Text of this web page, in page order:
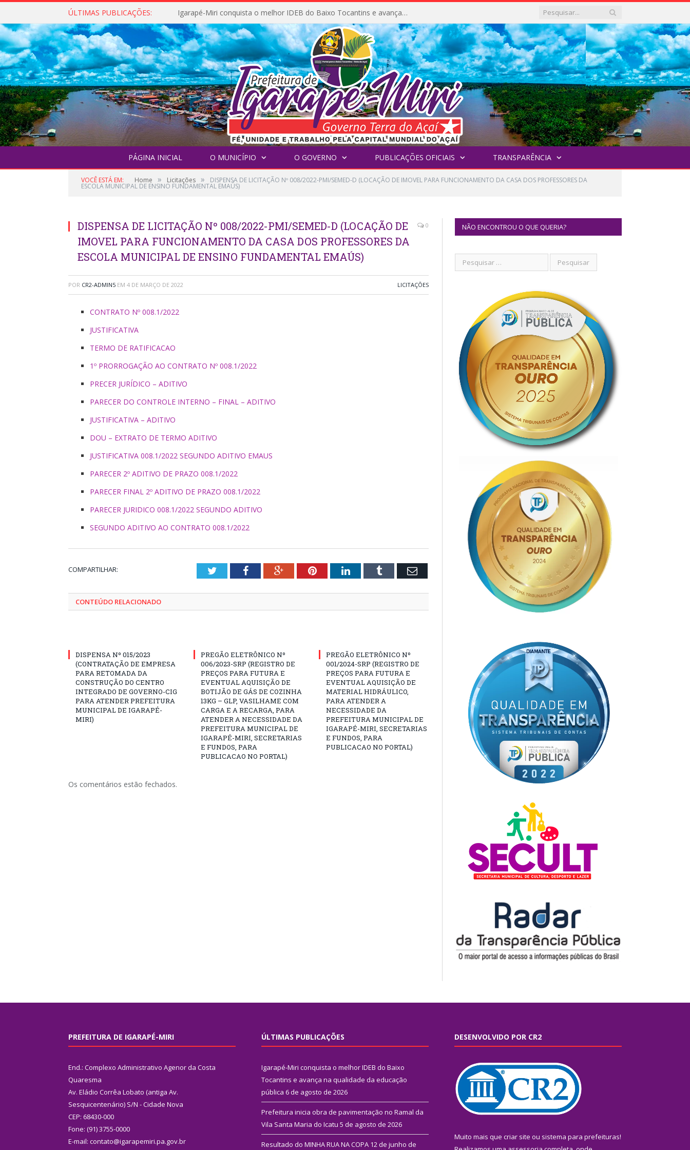
ÚLTIMAS PUBLICAÇÕES: Igarapé-Miri conquista o melhor IDEB do Baixo Tocantins e avança na qualidade da educação pública
PÁGINA INICIAL O MUNICÍPIO O GOVERNO PUBLICAÇÕES OFICIAIS TRANSPARÊNCIA
VOCÊ ESTÁ EM: Home » Licitações » DISPENSA DE LICITAÇÃO Nº 008/2022-PMI/SEMED-D (LOCAÇÃO DE IMOVEL PARA FUNCIONAMENTO DA CASA DOS PROFESSORES DA
ESCOLA MUNICIPAL DE ENSINO FUNDAMENTAL EMAÚS)
DISPENSA DE LICITAÇÃO Nº 008/2022-PMI/SEMED-D (LOCAÇÃO DE
IMOVEL PARA FUNCIONAMENTO DA CASA DOS PROFESSORES DA
ESCOLA MUNICIPAL DE ENSINO FUNDAMENTAL EMAÚS)
0
POR CR2-ADMIN5 EM 4 DE MARÇO DE 2022 LICITAÇÕES
CONTRATO Nº 008.1/2022
JUSTIFICATIVA
TERMO DE RATIFICACAO
1º PRORROGAÇÃO AO CONTRATO Nº 008.1/2022
PRECER JURÍDICO – ADITIVO
PARECER DO CONTROLE INTERNO – FINAL – ADITIVO
JUSTIFICATIVA – ADITIVO
DOU – EXTRATO DE TERMO ADITIVO
JUSTIFICATIVA 008.1/2022 SEGUNDO ADITIVO EMAUS
PARECER 2º ADITIVO DE PRAZO 008.1/2022
PARECER FINAL 2º ADITIVO DE PRAZO 008.1/2022
PARECER JURIDICO 008.1/2022 SEGUNDO ADITIVO
SEGUNDO ADITIVO AO CONTRATO 008.1/2022
COMPARTILHAR: TwitterFacebookGoogle+PinterestLinkedInTumblr Email
CONTEÚDO RELACIONADO
DISPENSA Nº 015/2023
(CONTRATAÇÃO DE EMPRESA
PARA RETOMADA DA
CONSTRUÇÃO DO CENTRO
INTEGRADO DE GOVERNO-CIG
PARA ATENDER PREFEITURA
MUNICIPAL DE IGARAPÉ-
MIRI)
PREGÃO ELETRÔNICO Nº
006/2023-SRP (REGISTRO DE
PREÇOS PARA FUTURA E
EVENTUAL AQUISIÇÃO DE
BOTIJÃO DE GÁS DE COZINHA
13KG – GLP, VASILHAME COM
CARGA E A RECARGA, PARA
ATENDER A NECESSIDADE DA
PREFEITURA MUNICIPAL DE
IGARAPÉ-MIRI, SECRETARIAS
E FUNDOS, PARA
PUBLICACAO NO PORTAL)
PREGÃO ELETRÔNICO Nº
001/2024-SRP (REGISTRO DE
PREÇOS PARA FUTURA E
EVENTUAL AQUISIÇÃO DE
MATERIAL HIDRÁULICO,
PARA ATENDER A
NECESSIDADE DA
PREFEITURA MUNICIPAL DE
IGARAPÉ-MIRI, SECRETARIAS
E FUNDOS, PARA
PUBLICACAO NO PORTAL)
Os comentários estão fechados.
NÃO ENCONTROU O QUE QUERIA?
PREFEITURA DE IGARAPÉ-MIRI
End.: Complexo Administrativo Agenor da Costa
Quaresma
Av. Eládio Corrêa Lobato (antiga Av.
Sesquicentenário) S/N - Cidade Nova
CEP: 68430-000
Fone: (91) 3755-0000
E-mail: contato@igarapemiri.pa.gov.br
ÚLTIMAS PUBLICAÇÕES
Igarapé-Miri conquista o melhor IDEB do Baixo
Tocantins e avança na qualidade da educação
pública 6 de agosto de 2026
Prefeitura inicia obra de pavimentação no Ramal da
Vila Santa Maria do Icatu 5 de agosto de 2026
Resultado do MINHA RUA NA COPA 12 de junho de
DESENVOLVIDO POR CR2
Muito mais que criar site ou sistema para prefeituras!